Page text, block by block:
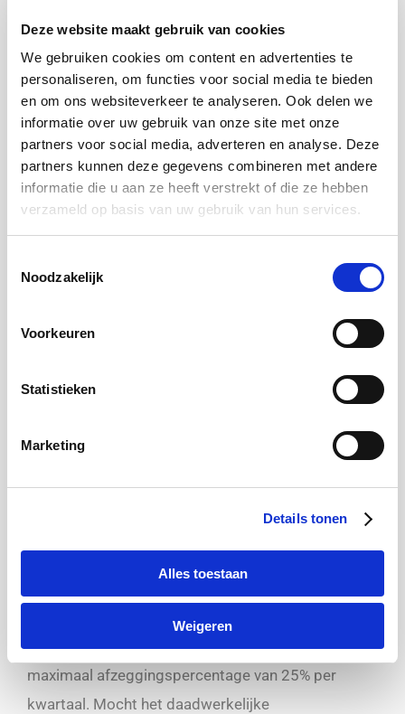
Deze website maakt gebruik van cookies
We gebruiken cookies om content en advertenties te
personaliseren, om functies voor social media te bieden
en om ons websiteverkeer te analyseren. Ook delen we
informatie over uw gebruik van onze site met onze
partners voor social media, adverteren en analyse. Deze
partners kunnen deze gegevens combineren met andere
informatie die u aan ze heeft verstrekt of die ze hebben
verzameld op basis van uw gebruik van hun services.
Noodzakelijk
Voorkeuren
Statistieken
Marketing
Details tonen
Alles toestaan
Weigeren
op het tijdstip waarop u beschikbaar bent.
Prijs
Standaard werken wij met prepaid betalingen. Het
is onder voorwaarden mogelijk achteraf te betalen.
Het is mogelijk om ongefilterde hypotheekafspraken
bij ons af te nemen. Een telefonische inventarisatie
ongeluk ook waardevolle leads uitfilteren. Kent u de
verschillende explainregelingen van geldverstrekkers
van haver tot gort? Dan is de mogelijkheid om
ongefilterde hypotheekafspraken af te nemen het
210 zonder btw.
Gefilterde hypotheekafspraken: € 250
Onze gefilterde hypotheekafspraken kosten € 250
zonder btw. Wij geven hierbij een garantie op een
maximaal afzeggingspercentage van 25% per
kwartaal. Mocht het daadwerkelijke